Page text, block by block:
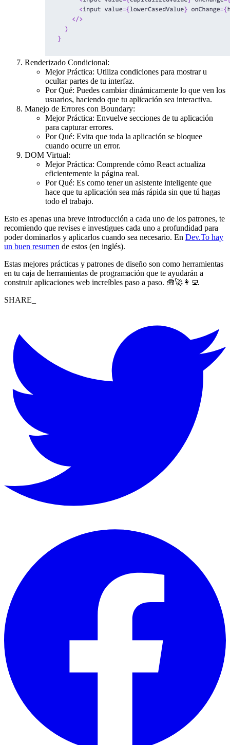
Renderizado Condicional:
Mejor Práctica: Utiliza condiciones para mostrar u
ocultar partes de tu interfaz.
Por Qué: Puedes cambiar dinámicamente lo que ven los
usuarios, haciendo que tu aplicación sea interactiva.
Manejo de Errores con Boundary:
Mejor Práctica: Envuelve secciones de tu aplicación
para capturar errores.
Por Qué: Evita que toda la aplicación se bloquee
cuando ocurre un error.
DOM Virtual:
Mejor Práctica: Comprende cómo React actualiza
eficientemente la página real.
Por Qué: Es como tener un asistente inteligente que
hace que tu aplicación sea más rápida sin que tú hagas
todo el trabajo.
Esto es apenas una breve introducción a cada uno de los patrones, te
recomiendo que revises e investigues cada uno a profundidad para
poder dominarlos y aplicarlos cuando sea necesario. En Dev.To hay
un buen resumen de estos (en inglés).
Estas mejores prácticas y patrones de diseño son como herramientas
en tu caja de herramientas de programación que te ayudarán a
construir aplicaciones web increíbles paso a paso. 🧰🚀👩‍💻
SHARE_